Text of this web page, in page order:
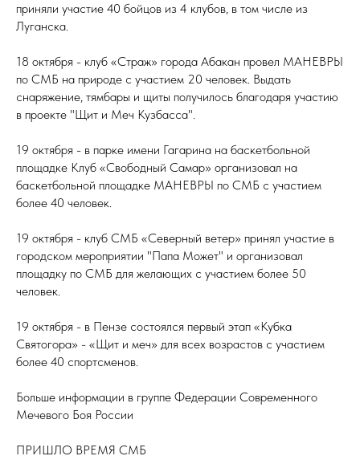
приняли участие 40 бойцов из 4 клубов, в том числе из
Луганска.
18 октября - клуб «Страж» города Абакан провел МАНЕВРЫ
по СМБ на природе с участием 20 человек. Выдать
снаряжение, тямбары и щиты получилось благодаря участию
в проекте "Щит и Меч Кузбасса".
19 октября - в парке имени Гагарина на баскетбольной
площадке Клуб «Свободный Самар» организовал на
баскетбольной площадке МАНЕВРЫ по СМБ с участием
более 40 человек.
19 октября - клуб СМБ «Северный ветер» принял участие в
городском мероприятии "Папа Может" и организовал
площадку по СМБ для желающих с участием более 50
человек.
19 октября - в Пензе состоялся первый этап «Кубка
Святогора» - «Щит и меч» для всех возрастов с участием
более 40 спортсменов.
Больше информации в группе Федерации Современного
Мечевого Боя России
ПРИШЛО ВРЕМЯ СМБ